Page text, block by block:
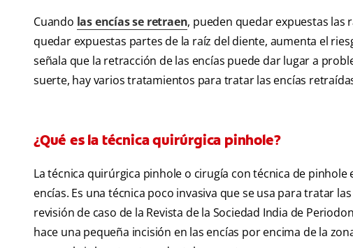
Cuando las encías se retraen, pueden quedar expuestas las
quedar expuestas partes de la raíz del diente, aumenta el
señala que la retracción de las encías puede dar lugar a
suerte, hay varios tratamientos para tratar las encías
¿Qué es la técnica quirúrgica pinhole?
La técnica quirúrgica pinhole o cirugía con técnica de
encías. Es una técnica poco invasiva que se usa para tratar
revisión de caso de la Revista de la Sociedad India de
hace una pequeña incisión en las encías por encima de la